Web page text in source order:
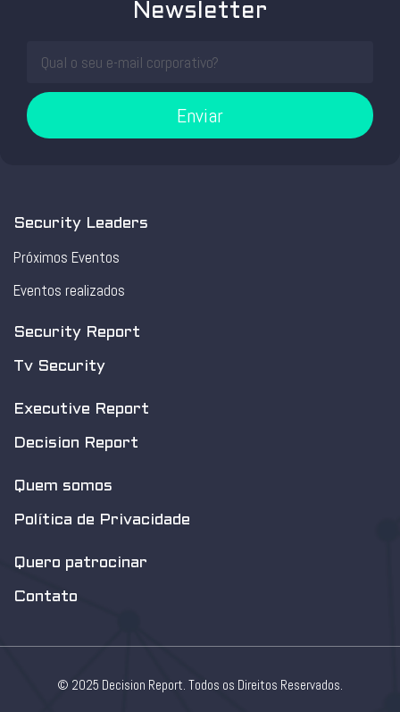
Newsletter
Enviar
Security Leaders
Próximos Eventos
Eventos realizados
Security Report
Tv Security
Executive Report
Decision Report
Quem somos
Política de Privacidade
Quero patrocinar
Contato
© 2025 Decision Report. Todos os Direitos Reservados.